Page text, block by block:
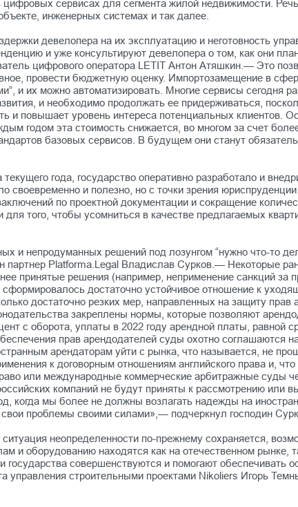
сервисах для сегмента жилой недвижимости.
инженерных системах и так далее.
девелопера на их эксплуатацию и неготовность
и уже консультируют девелопера о том, как они
цифрового оператора LETIT Антон Атяшкин.— Это
провести бюджетную оценку. Импортозамещение в
и их можно автоматизировать. Многие сервисы сегодня
и необходимо продолжать ее придерживаться,
и повышает уровень интереса потенциальных клиентов.
годом эта стоимость снижается, во многом за счет
базовых сервисов. В будущем они станут
года, государство оперативно разработало и
своевременно и полезно, но с точки зрения
по проектной документации и сокращение
того, чтобы усомниться в качестве предлагаемых
и непродуманных решений под лозунгом “нужно что-то
Platforma.Legal Владислав Сурков.— Некоторые
принятые решения (например, неприменение санкций за
достаточно устойчивое отношение к
достаточно резких мер, направленных на защиту
закреплены нормы, которые позволяют
с оборота, уплаты в 2022 году арендной платы, равной
прав арендодателей суды охотно соглашаются
арендаторам уйти с рынка, что называется, не
к договорным отношениям английского права и,
или международные коммерческие арбитражные суды
компаний не будут приняты к рассмотрению или
когда мы более не должны возлагать надежды на
проблемы своими силами»,— подчеркнул господин
неопределенности по-прежнему сохраняется,
и оборудованию находятся как на отечественном рынке,
совершенствуются и помогают обеспечивать
управления строительными проектами Nikoliers Игорь